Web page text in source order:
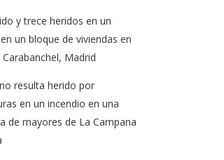
y trece heridos en un
un bloque de viviendas en
Madrid
resulta herido por
en un incendio en una
de mayores de La Campana